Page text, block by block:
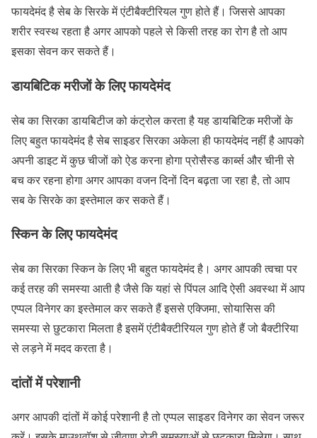
फायदेमंद है सेब के सिरके में एंटीबैक्टीरियल गुण होते हैं। जिससे आपका
शरीर स्वस्थ रहता है अगर आपको पहले से किसी तरह का रोग है तो आप
इसका सेवन कर सकते हैं।
डायबिटिक मरीजों के लिए फायदेमंद
सेब का सिरका डायबिटीज को कंट्रोल करता है यह डायबिटिक मरीजों के
लिए बहुत फायदेमंद है सेब साइडर सिरका अकेला ही फायदेमंद नहीं है आपको
अपनी डाइट में कुछ चीजों को ऐड करना होगा प्रोसैस्ड कार्ब्स और चीनी से
बच कर रहना होगा अगर आपका वजन दिनों दिन बढ़ता जा रहा है, तो आप
सब के सिरके का इस्तेमाल कर सकते हैं।
स्किन के लिए फायदेमंद
सेब का सिरका स्किन के लिए भी बहुत फायदेमंद है। अगर आपकी त्वचा पर
कई तरह की समस्या आती है जैसे कि यहां से पिंपल आदि ऐसी अवस्था में आप
एप्पल विनेगर का इस्तेमाल कर सकते हैं इससे एक्जिमा, सोयासिस की
समस्या से छुटकारा मिलता है इसमें एंटीबैक्टीरियल गुण होते हैं जो बैक्टीरिया
से लड़ने में मदद करता है।
दांतों में परेशानी
अगर आपकी दांतों में कोई परेशानी है तो एप्पल साइडर विनेगर का सेवन जरूर